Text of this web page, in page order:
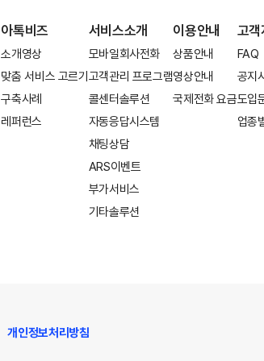
아톡비즈
소개영상
맞춤 서비스 고르기
구축사례
레퍼런스
서비스소개
모바일회사전화
고객관리 프로그램
콜센터솔루션
자동응답시스템
채팅상담
ARS이벤트
부가서비스
기타솔루션
이용안내
상품안내
영상안내
국제전화 요금
고객
FAQ
공지
도입
업종
개인정보처리방침